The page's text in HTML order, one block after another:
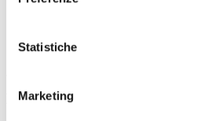
Statistiche
Marketing
Lascia un commento